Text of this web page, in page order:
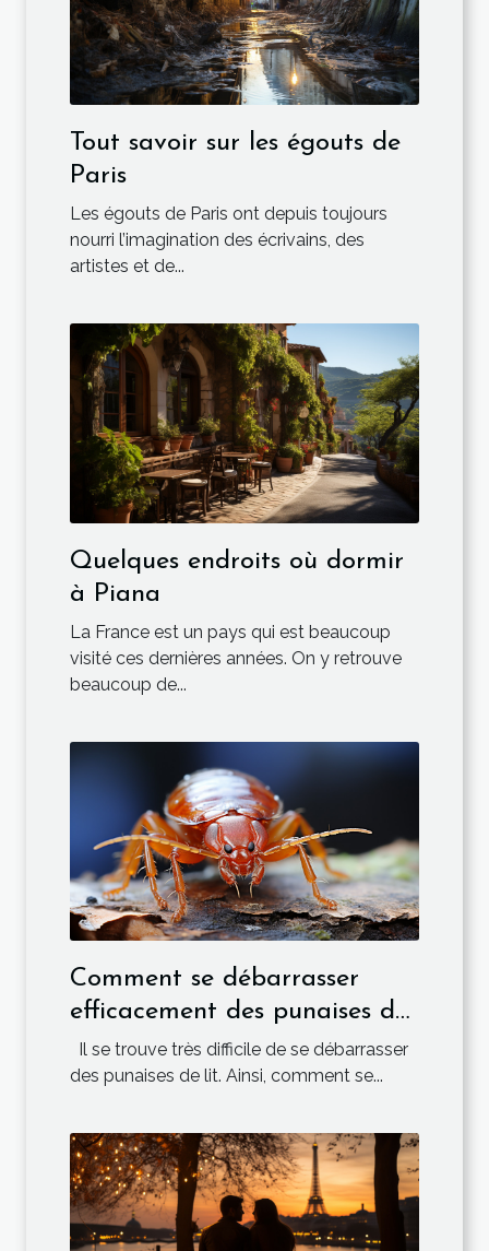
Tout savoir sur les égouts de
Paris
Les égouts de Paris ont depuis toujours
nourri l’imagination des écrivains, des
artistes et de...
Quelques endroits où dormir
à Piana
La France est un pays qui est beaucoup
visité ces dernières années. On y retrouve
beaucoup de...
Comment se débarrasser
efficacement des punaises de
lit ?
Il se trouve très difficile de se débarrasser
des punaises de lit. Ainsi, comment se...